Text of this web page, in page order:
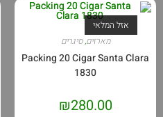
אזל המלאי
מארזים,סיגרים
Packing 20 Cigar Santa
1830
₪280.00